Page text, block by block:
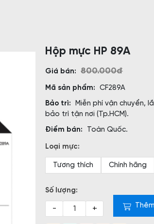
Hộp mực HP 89A
Giá bán: 800.000đ
Mã sản phẩm: CF289A
Bảo trì:
Miễn phí vận chuyển,
bảo trì tận nơi (Tp.HCM).
Điểm bán: Toàn Quốc.
Loại mực:
Tương thích Chính hãng
Số lượng:
- +